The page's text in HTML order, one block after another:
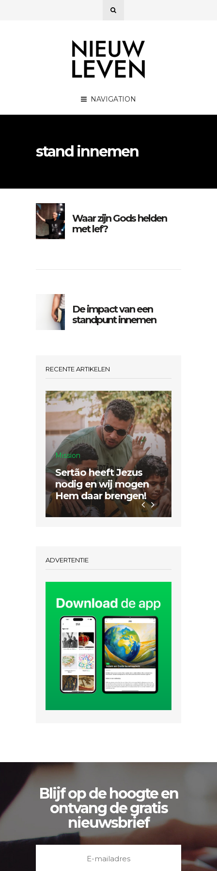
NAVIGATION
stand innemen
Waar zijn Gods helden
met lef?
De impact van een
standpunt innemen
RECENTE ARTIKELEN
Mission
Sertão heeft Jezus
nodig en wij mogen
Hem daar brengen!
ADVERTENTIE
Blijf op de hoogte en
ontvang de gratis
nieuwsbrief